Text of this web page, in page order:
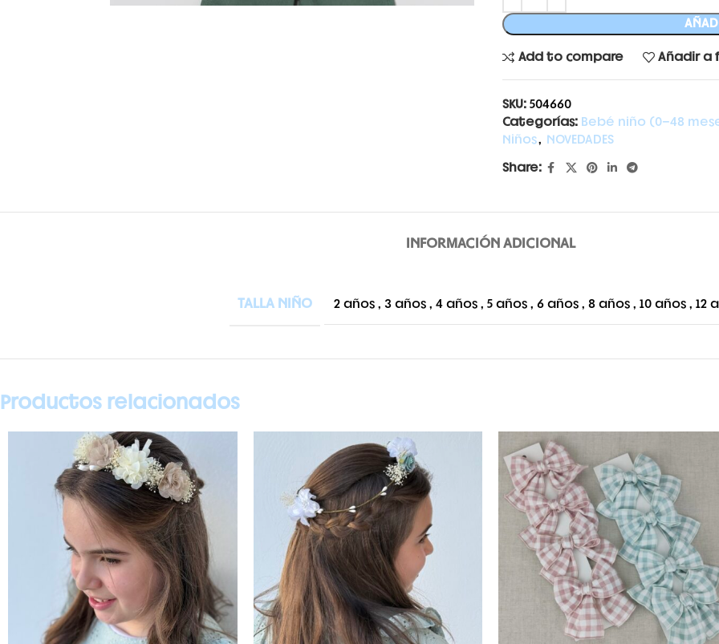
Add to compare Añadir a
SKU: 504660
Categorías: Bebé niño (0-48
Niños, NOVEDADES
Share:
INFORMACIÓN ADICIONAL
TALLA NIÑO 2 años , 3 años , 4 años , 5 años , 6 años , 8 años , 10 años , 12
Productos relacionados